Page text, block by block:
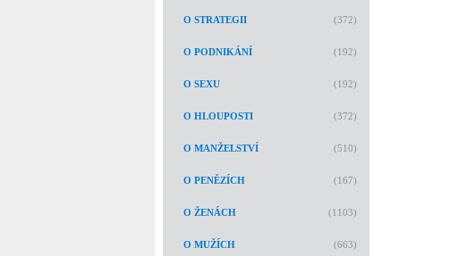
O STRATEGII (372)
O PODNIKÁNÍ (192)
O SEXU (192)
O HLOUPOSTI (372)
O MANŽELSTVÍ (510)
O PENĚZÍCH (167)
O ŽENÁCH (1103)
O MUŽÍCH (663)